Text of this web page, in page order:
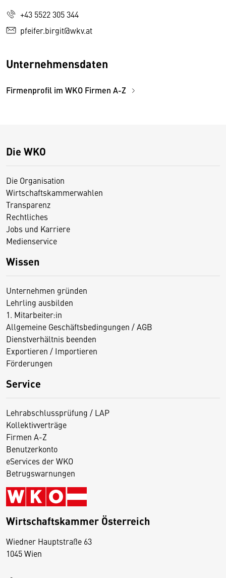
+43 5522 305 344
pfeifer.birgit@wkv.at
Unternehmensdaten
Firmenprofil im WKO Firmen A-Z
Die WKO
Die Organisation
Wirtschaftskammerwahlen
Transparenz
Rechtliches
Jobs und Karriere
Medienservice
Wissen
Unternehmen gründen
Lehrling ausbilden
1. Mitarbeiter:in
Allgemeine Geschäftsbedingungen / AGB
Dienstverhältnis beenden
Exportieren / Importieren
Förderungen
Service
Lehrabschlussprüfung / LAP
Kollektivverträge
Firmen A-Z
Benutzerkonto
eServices der WKO
Betrugswarnungen
Wirtschaftskammer Österreich
Wiedner Hauptstraße 63
1045 Wien
D